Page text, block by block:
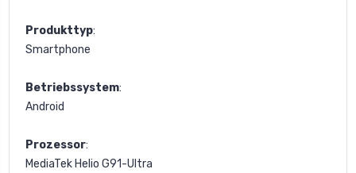
Produkttyp:
Smartphone
Betriebssystem:
Android
Prozessor:
MediaTek Helio G91-Ultra